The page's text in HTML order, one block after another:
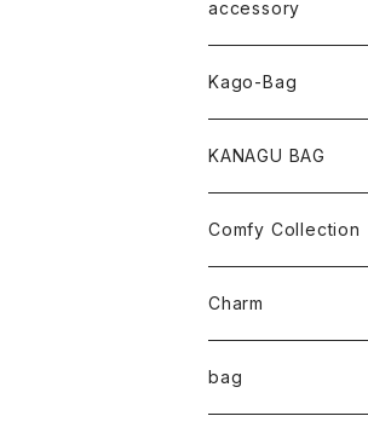
accessory
pearl Collection
loop Collection
necklace
bracelet
anklet
Kago-Bag
Oval / onehandle
shoulder
M size
L size
KANAGU BAG
Comfy Collection
T-shirt
Long sleeve
Charm
bag